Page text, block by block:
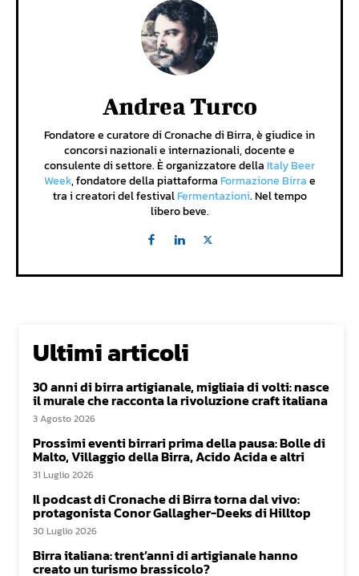
Andrea Turco
Fondatore e curatore di Cronache di Birra, è giudice in
concorsi nazionali e internazionali, docente e
consulente di settore. È organizzatore della Italy Beer
Week, fondatore della piattaforma Formazione Birrae
tra i creatori del festivalFermentazioni. Nel tempo
libero beve.
Ultimi articoli
30 anni di birra artigianale, migliaia di volti: nasce
il murale che racconta la rivoluzione craft italiana
3 Agosto 2026
Prossimi eventi birrari prima della pausa: Bolle di
Malto, Villaggio della Birra, Acido Acida e altri
31 Luglio 2026
Il podcast di Cronache di Birra torna dal vivo:
protagonista Conor Gallagher-Deeks di Hilltop
30 Luglio 2026
Birra italiana: trent’anni di artigianale hanno
creato un turismo brassicolo?